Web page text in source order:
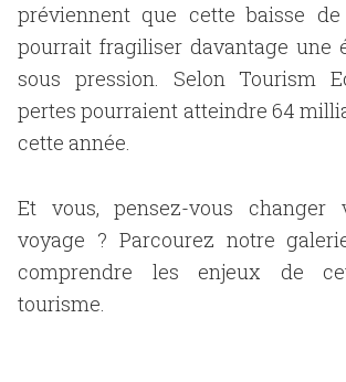
préviennent que cette baisse
pourrait fragiliser davantage une
sous pression. Selon Tourism
pertes pourraient atteindre 64
cette année.
Et vous, pensez-vous changer
voyage ? Parcourez notre
comprendre les enjeux de
tourisme.